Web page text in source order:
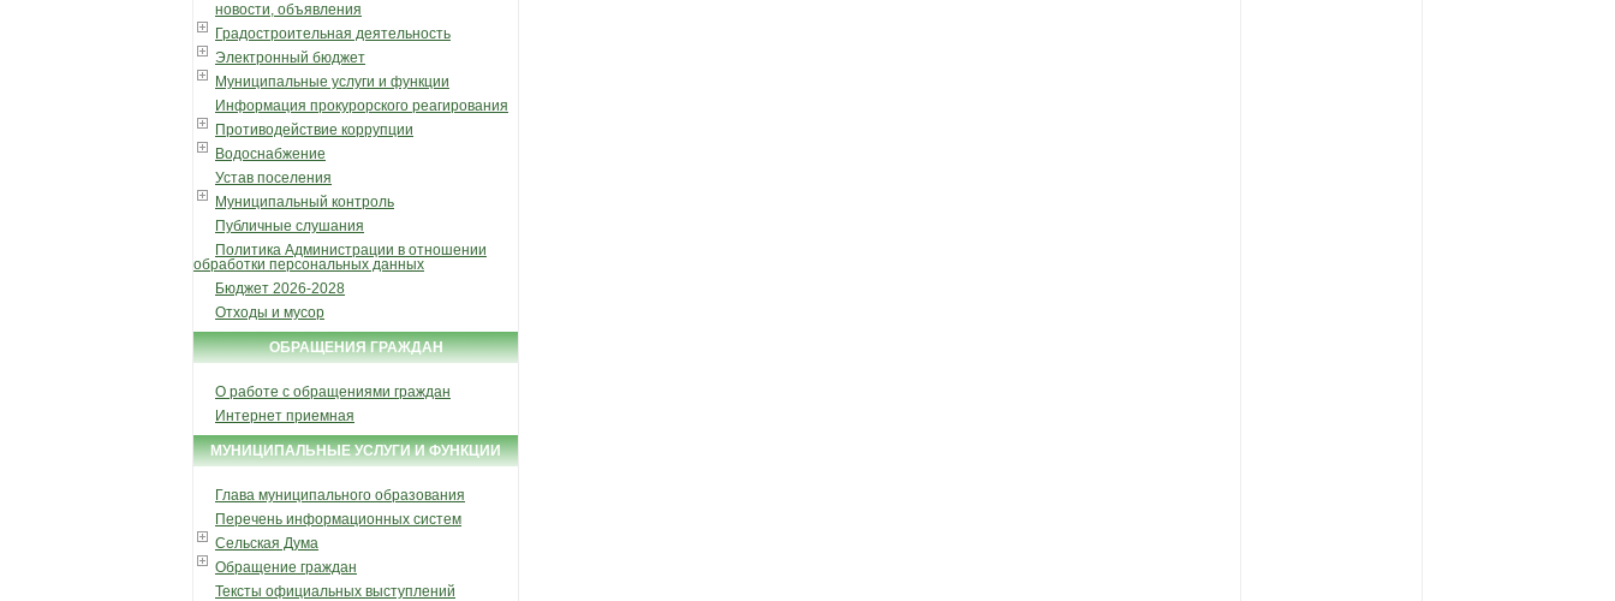
новости, объявления
Градостроительная деятельность
Электронный бюджет
Муниципальные услуги и функции
Информация прокурорского реагирования
Противодействие коррупции
Водоснабжение
Устав поселения
Муниципальный контроль
Публичные слушания
Политика Администрации в отношении
обработки персональных данных
Бюджет 2026-2028
Отходы и мусор
ОБРАЩЕНИЯ ГРАЖДАН
О работе с обращениями граждан
Интернет приемная
МУНИЦИПАЛЬНЫЕ УСЛУГИ И ФУНКЦИИ
Глава муниципального образования
Перечень информационных систем
Сельская Дума
Обращение граждан
Тексты официальных выступлений